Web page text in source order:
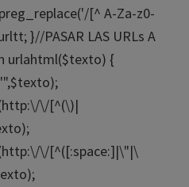
[^ A-Za-z0-
}//PASAR LAS URLs A
urlahtml($texto) {
\/[^(\)|
\/[^([:space:]|\"|\